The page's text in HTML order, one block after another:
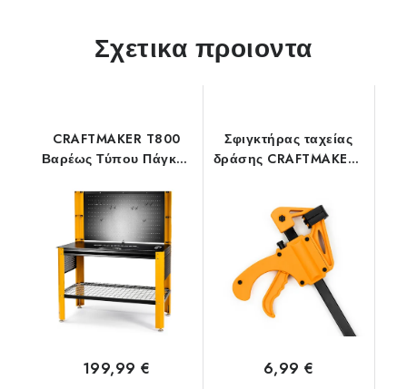
Σχετικα προιοντα
CRAFTMAKER T800
Βαρέως Τύπου Πάγκος
Εργασίας
199,99 €
Σφιγκτήρας ταχείας
δράσης CRAFTMAKER -
6,99 €